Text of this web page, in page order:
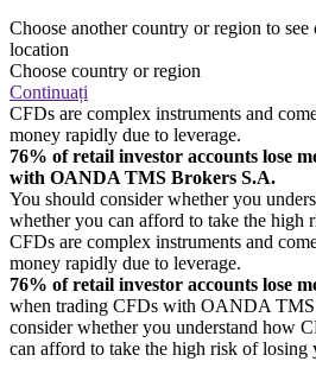
Choose another country or region to
location
Choose country or region
Continuați
CFDs are complex instruments and
money rapidly due to leverage.
76% of retail investor accounts lose
with OANDA TMS Brokers S.A.
You should consider whether you
whether you can afford to take the high
CFDs are complex instruments and
money rapidly due to leverage.
76% of retail investor accounts lose
when trading CFDs with OANDA TMS
consider whether you understand how
can afford to take the high risk of losing